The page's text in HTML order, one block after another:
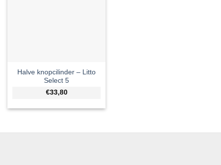
Halve knopcilinder – Litto
Select 5
€33,80